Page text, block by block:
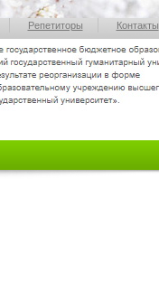
Репетиторы Контакты